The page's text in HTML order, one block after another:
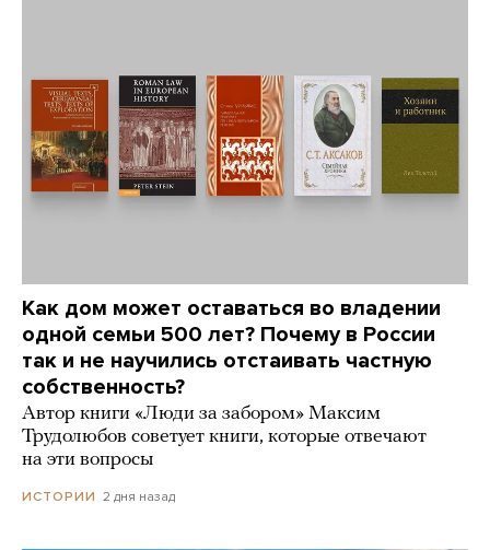
Как дом может оставаться во владении
одной семьи 500 лет? Почему в России
так и не научились отстаивать частную
собственность?
Автор книги «Люди за забором» Максим
Трудолюбов советует книги, которые отвечают
на эти вопросы
ИСТОРИИ 2 дня назад